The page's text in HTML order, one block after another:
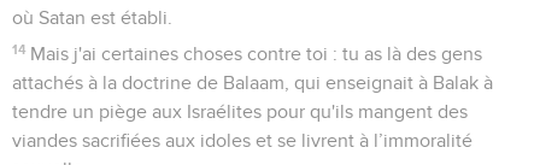
où Satan est établi.
14 Mais j'ai certaines choses contre toi : tu as là des gens
attachés à la doctrine de Balaam, qui enseignait à Balak à
tendre un piège aux Israélites pour qu'ils mangent des
viandes sacrifiées aux idoles et se livrent à l’immoralité